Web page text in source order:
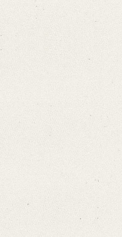
German